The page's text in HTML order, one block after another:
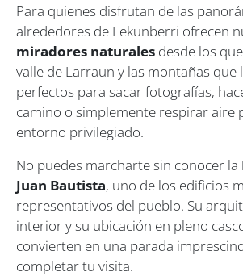
Para quienes disfrutan de las
alrededores de Lekunberri ofrecen
miradores naturales desde los
valle de Larraun y las montañas que
perfectos para sacar fotografías,
camino o simplemente respirar aire
entorno privilegiado.
No puedes marcharte sin conocer la
Juan Bautista, uno de los edificios
representativos del pueblo. Su
interior y su ubicación en pleno
convierten en una parada
completar tu visita.